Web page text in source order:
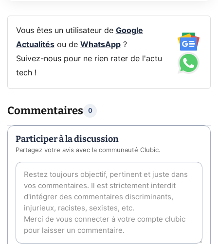
Vous êtes un utilisateur de Google
Actualitésou de WhatsApp?
Suivez-nous pour ne rien rater de l'actu
tech !
Commentaires 0
Participer à la discussion
Partagez votre avis avec la communauté Clubic.